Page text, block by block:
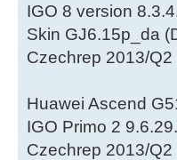
IGO 8 version
Skin GJ6.15p_da
Czechrep 2013/Q2
Huawei Ascend
IGO Primo 2
Czechrep 2013/Q2